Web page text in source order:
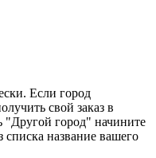
Если город
свой заказ в
"Другой город" начините
списка название вашего